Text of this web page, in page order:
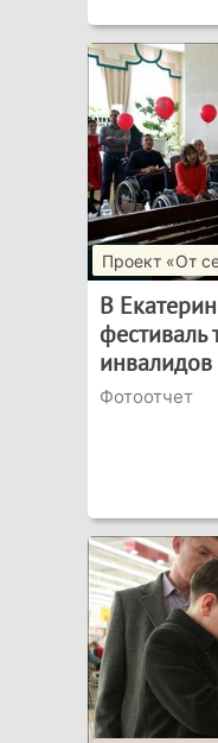
Проект «От
В
фестиваль
инвалидов
Фотоотчет